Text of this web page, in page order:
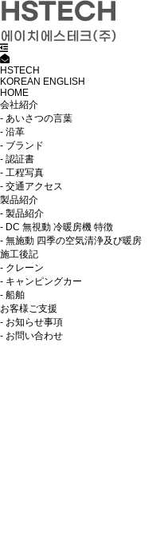
HSTECH
KOREAN ENGLISH
HOME
会社紹介
- あいさつの言葉
- 沿革
- ブランド
- 認証書
- 工程写真
- 交通アクセス
製品紹介
- 製品紹介
- DC 無視動 冷暖房機 特徴
- 無施動 四季の空気清浄及び暖房
施工後記
- クレーン
- キャンピングカー
- 船舶
お客様ご支援
- お知らせ事項
- お問い合わせ